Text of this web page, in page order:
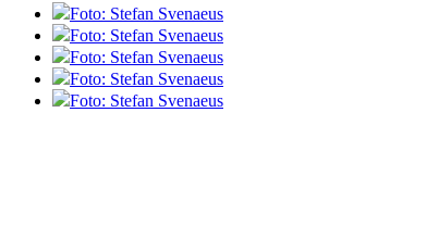
Foto: Stefan Svenaeus
Foto: Stefan Svenaeus
Foto: Stefan Svenaeus
Foto: Stefan Svenaeus
Foto: Stefan Svenaeus